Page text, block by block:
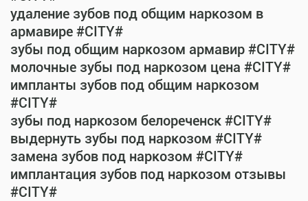
удаление зубов под общим наркозом в
армавире #CITY#
зубы под общим наркозом армавир #CITY#
молочные зубы под наркозом цена #CITY#
импланты зубов под общим наркозом
#CITY#
зубы под наркозом белореченск #CITY#
выдернуть зубы под наркозом #CITY#
замена зубов под наркозом #CITY#
имплантация зубов под наркозом отзывы
#CITY#